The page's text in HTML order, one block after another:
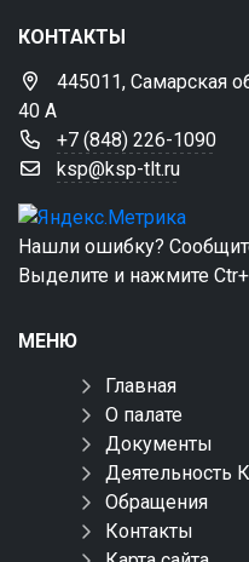
КОНТАКТЫ
445011, Самарская
40 А
+7 (848) 226-1090
ksp@ksp-tlt.ru
Нашли ошибку?
Выделите и нажмите
МЕНЮ
Главная
О палате
Документы
Деятельность
Обращения
Контакты